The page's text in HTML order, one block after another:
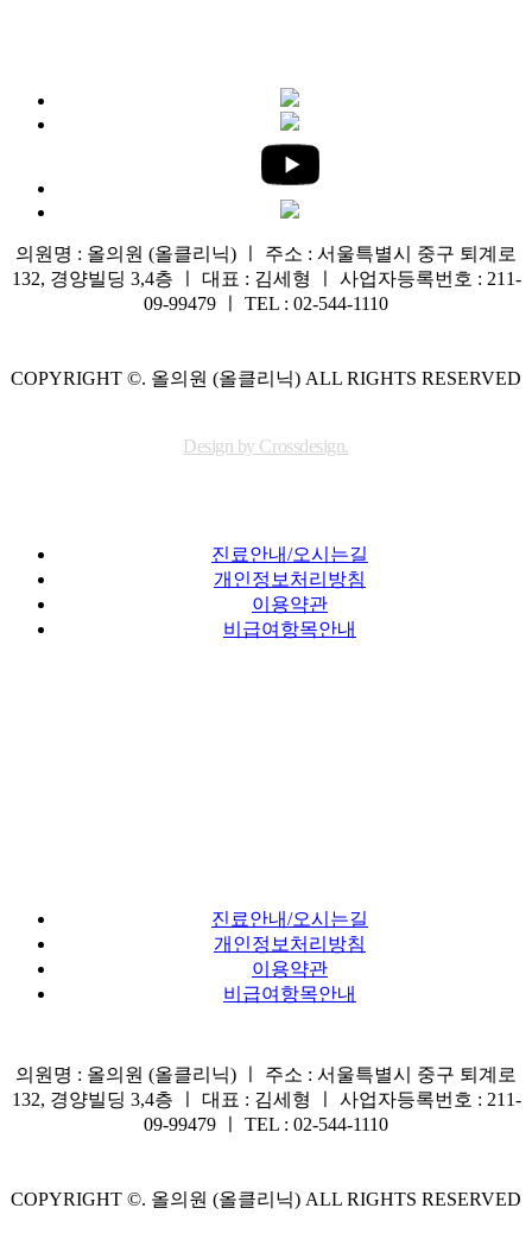
의원명 : 올의원 (올클리닉) ㅣ 주소 : 서울특별시 중구 퇴계로
132, 경양빌딩 3,4층 ㅣ 대표 : 김세형 ㅣ 사업자등록번호 : 211-
09-99479 ㅣ TEL : 02-544-1110
COPYRIGHT ©. 올의원 (올클리닉) ALL RIGHTS RESERVED
Design by Crossdesign.
진료안내/오시는길
개인정보처리방침
이용약관
비급여항목안내
진료안내/오시는길
개인정보처리방침
이용약관
비급여항목안내
의원명 : 올의원 (올클리닉) ㅣ 주소 : 서울특별시 중구 퇴계로
132, 경양빌딩 3,4층 ㅣ 대표 : 김세형 ㅣ 사업자등록번호 : 211-
09-99479 ㅣ TEL : 02-544-1110
COPYRIGHT ©. 올의원 (올클리닉) ALL RIGHTS RESERVED